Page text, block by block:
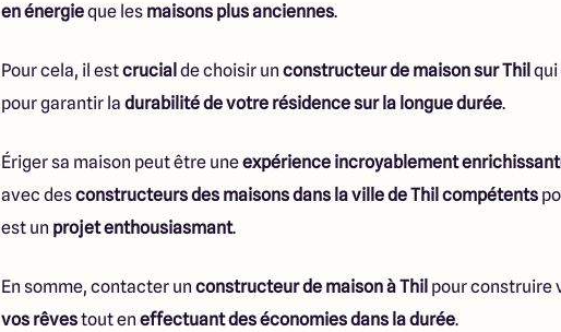
en énergieque les maisons plus anciennes.
Pour cela, il estcrucial de choisir un constructeur de maison sur Thil qui
pour garantir la durabilité de votre résidence sur la longue durée.
Ériger sa maison peut être uneexpérience incroyablement
avec desconstructeurs des maisons dans la ville de Thil compétents
est un projet enthousiasmant.
En somme, contacter un constructeur de maison à Thil pour construire
vos rêvestout en effectuant des économies dans la durée.